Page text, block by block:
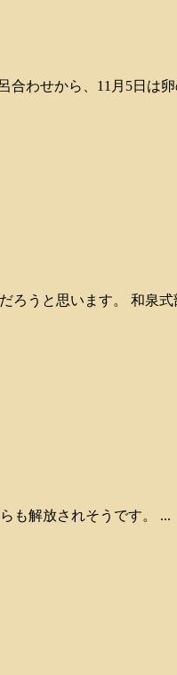
合わせから、11月5日は
ろうと思います。 和泉
も解放されそうです。 ...